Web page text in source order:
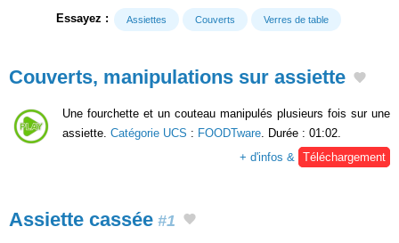
Essayez : Assiettes Couverts Verres de table
Couverts, manipulations sur assiette
Une fourchette et un couteau manipulés plusieurs fois sur une
assiette. Catégorie UCS : FOODTware . Durée : 01:02.
+ d'infos &
Téléchargement
Assiette cassée #1